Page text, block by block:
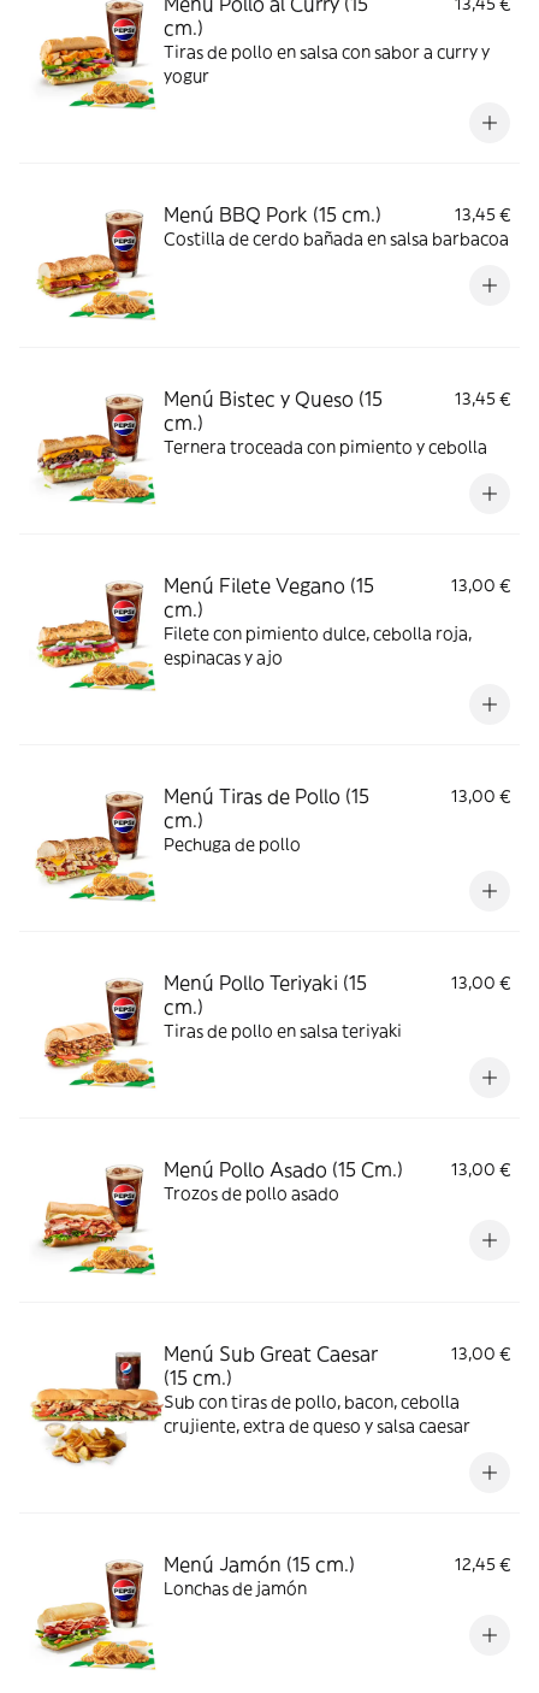
cm.)
Tiras de pollo en salsa con sabor a curry y
yogur
Menú BBQ Pork (15 cm.)
13,45 €
Costilla de cerdo bañada en salsa barbacoa
Menú Bistec y Queso (15
cm.)
13,45 €
Ternera troceada con pimiento y cebolla
Menú Filete Vegano (15
cm.)
13,00 €
Filete con pimiento dulce, cebolla roja,
espinacas y ajo
Menú Tiras de Pollo (15
cm.)
13,00 €
Pechuga de pollo
Menú Pollo Teriyaki (15
cm.)
13,00 €
Tiras de pollo en salsa teriyaki
Menú Pollo Asado (15 Cm.)
13,00 €
Trozos de pollo asado
Menú Sub Great Caesar
(15 cm.)
13,00 €
Sub con tiras de pollo, bacon, cebolla
crujiente, extra de queso y salsa caesar
Menú Jamón (15 cm.)
12,45 €
Lonchas de jamón